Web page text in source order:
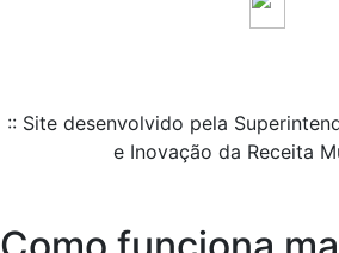
:: Site desenvolvido pela
e Inovação da Receita